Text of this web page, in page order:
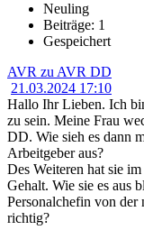
Neuling
Beiträge: 1
Gespeichert
AVR zu AVR DD
21.03.2024 17:10
Hallo Ihr Lieben. Ich
zu sein. Meine Frau
DD. Wie sieh es dann
Arbeitgeber aus?
Des Weiteren hat sie
Gehalt. Wie sie es aus
Personalchefin von der
richtig?